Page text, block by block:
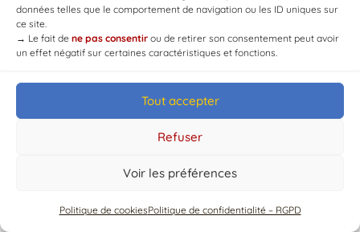
données telles que le comportement de navigation ou les ID uniques sur
ce site.
→ Le fait de ne pas consentir ou de retirer son consentement peut avoir
un effet négatif sur certaines caractéristiques et fonctions.
Tout accepter
Refuser
Voir les préférences
Politique de cookiesPolitique de confidentialité – RGPD
© Mairie de Chaource [2004-2024] | Tous droits réservés.